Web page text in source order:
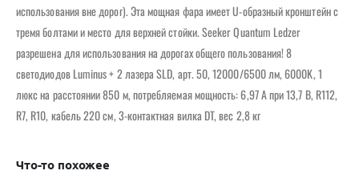
использования вне дорог). Эта мощная фара имеет U-образный кронштейн с
тремя болтами и место для верхней стойки. Seeker Quantum Ledzer
разрешена для использования на дорогах общего пользования! 8
светодиодов Luminus + 2 лазера SLD, арт. 50, 12000/6500 лм, 6000K, 1
люкс на расстоянии 850 м, потребляемая мощность: 6,97 А при 13,7 В, R112,
R7, R10, кабель 220 см, 3-контактная вилка DT, вес 2,8 кг
Что-то похожее